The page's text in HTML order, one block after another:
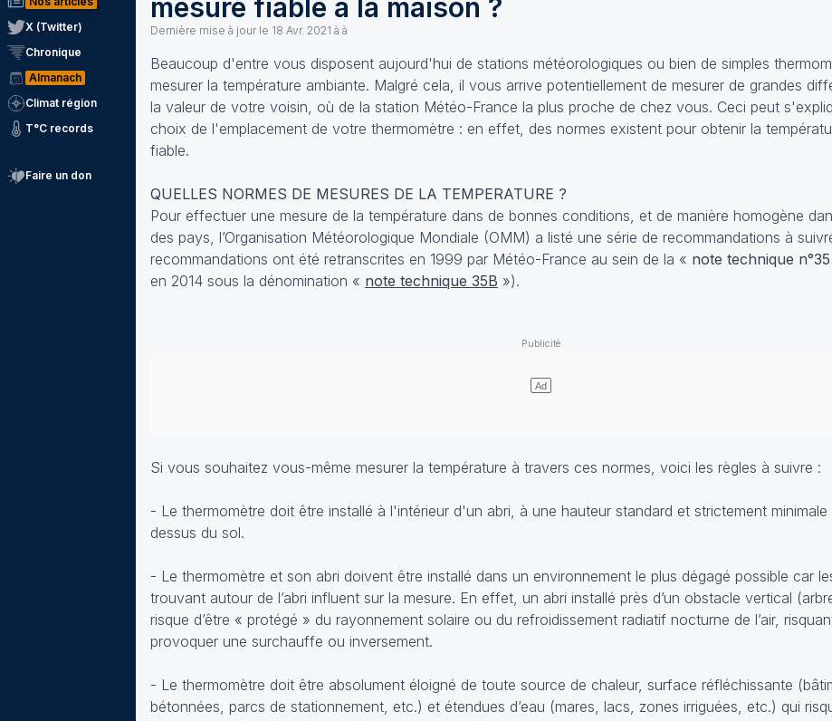
X (Twitter)
Chronique
Almanach
Climat région
T°C records
Faire un don
mesure fiable à la maison ?
Dernière mise à jour le 18 Avr. 2021 à à
Beaucoup d'entre vous disposent aujourd'hui de stations météorologiques ou bien de simples
mesurer la température ambiante. Malgré cela, il vous arrive potentiellement de mesurer de grandes
la valeur de votre voisin, où de la station Météo-France la plus proche de chez vous. Ceci peut
choix de l'emplacement de votre thermomètre : en effet, des normes existent pour obtenir la
fiable.
QUELLES NORMES DE MESURES DE LA TEMPERATURE ?
Pour effectuer une mesure de la température dans de bonnes conditions, et de manière homogène
des pays, l’Organisation Météorologique Mondiale (OMM) a listé une série de recommandations à
recommandations ont été retranscrites en 1999 par Météo-France au sein de la « note technique n°35
en 2014 sous la dénomination « note technique 35B »).
Si vous souhaitez vous-même mesurer la température à travers ces normes, voici les règles à suivre :
- Le thermomètre doit être installé à l'intérieur d'un abri, à une hauteur standard et strictement minimale
dessus du sol.
- Le thermomètre et son abri doivent être installé dans un environnement le plus dégagé possible car
trouvant autour de l’abri influent sur la mesure. En effet, un abri installé près d’un obstacle vertical
risque d’être « protégé » du rayonnement solaire ou du refroidissement radiatif nocturne de l’air,
provoquer une surchauffe ou inversement.
- Le thermomètre doit être absolument éloigné de toute source de chaleur, surface réfléchissante
bétonnées, parcs de stationnement, etc.) et étendues d’eau (mares, lacs, zones irriguées, etc.) qui